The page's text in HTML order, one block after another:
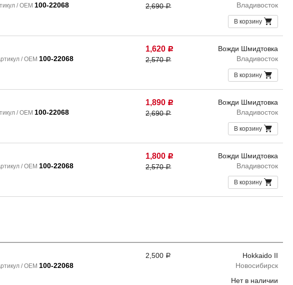
/ OEM 100-22068 2,690Р
Владивосток
В корзину
/ OEM 100-22068
1,620 Р
2,570Р
Вожди Шмидтовка
Владивосток
В корзину
/ OEM 100-22068
1,890 Р
2,690Р
Вожди Шмидтовка
Владивосток
В корзину
/ OEM 100-22068
1,800 Р
2,570Р
Вожди Шмидтовка
Владивосток
В корзину
/ OEM 100-22068
2,500 Р
Hokkaido II
Новосибирск
Нет в наличии